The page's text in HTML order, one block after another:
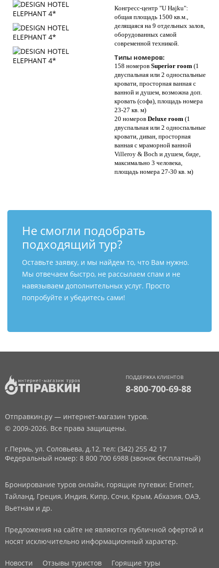
Конгресс-центр "U Hajku":
общая площадь 1500 кв.м.,
делящаяся на 9 отдельных залов,
оборудованных самой
современной техникой.
Типы номеров:
158 номеров Superior room (1
двуспальная или 2 односпальные
кровати, просторная ванная с
ванной и душем, возможна доп.
кровать (софа), площадь номера
23-27 кв. м)
20 номеров Deluxe room (1
двуспальная или 2 односпальные
кровати, диван, просторная
ванная с мраморной ванной
Villeroy & Boch и душем, биде,
максимально 3 человека,
площадь номера 27-30 кв. м)
Не смогли подобрать
подходящий тур?
Оставьте заявку, и мы найдем то, что Вам нужно.
Мы отвечаем быстро, не рассылаем спам и не
навязываем дополнительных услуг. Просто
попробуйте и убедитесь сами!
ПОДДЕРЖКА КЛИЕНТОВ
8-800-700-69-88
Отправкин.ру — интернет-магазин туров.
© 2009-2026. Все права защищены.
г.Пермь, ул. Соловьева, д.12, тел: (342) 255 42 17
Федеральный номер: 8 800 700 6988 (звонок бесплатный)
Бронирование туров онлайн, горящие путевки: Египет,
Тайланд, Греция, Индия, Кипр, Сочи, Крым, Абхазия, ОАЭ,
Вьетнам и др.
Предложения на сайте не являются публичной офертой и
носят исключительно информационный характер.
Новости Отзывы туристов Горящие туры